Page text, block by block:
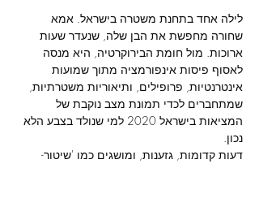
לילה אחד בתחנת משטרה בישראל. אמא
שחורה מחפשת את הבן שלה, שנעדר שעות
ארוכות. מול חומת הבירוקרטיה, היא מנסה
לאסוף פיסות אינפורמציה מתוך שמועות
אינטרנטיות, פרופילים, ותיאוריות משטרתיות,
שמתחברים לכדי תמונת מצב נוקבת של
המציאות בישראל 2020 למי שנולד בצבע הלא
דעות קדומות, גזענות, ומושגים כמו 'שיטור-